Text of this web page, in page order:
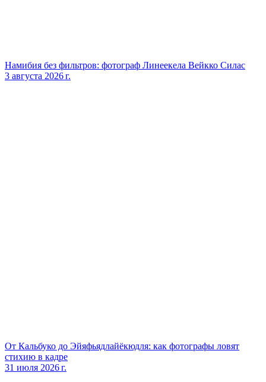
Намибия без фильтров: фотограф Линеекела Вейкко Силас
3 августа 2026 г.
От Кальбуко до Эйяфьядлайёкюдля: как фотографы ловят
стихию в кадре
31 июля 2026 г.